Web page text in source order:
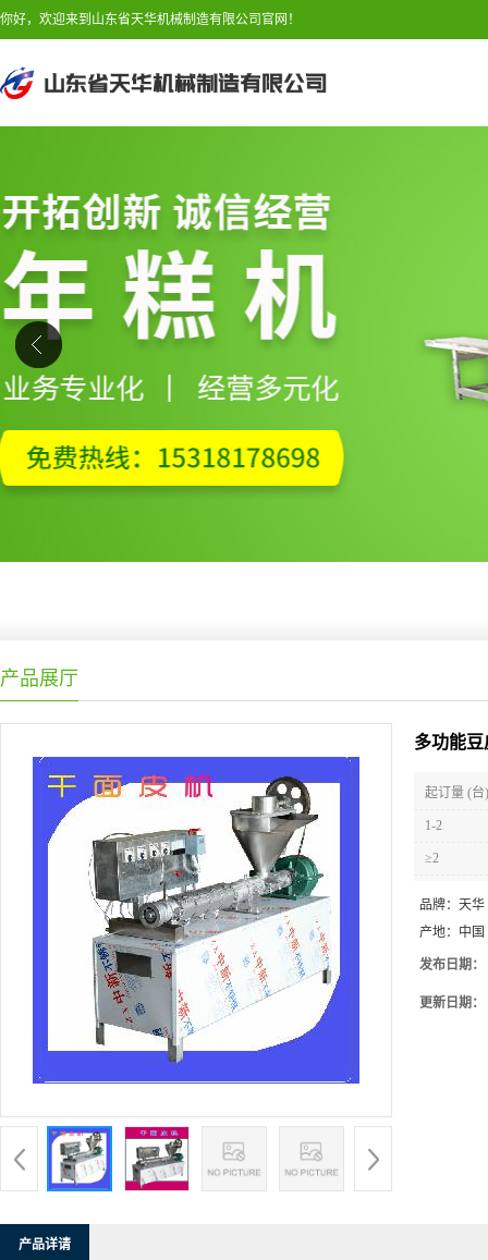
你好，欢迎来到山东省天华机械制造有限公司官网！
产品展厅
多功能
起订量 (台)
1-2
≥2
品牌： 天华
产地： 中国
发布日期：
更新日期：
产品详请